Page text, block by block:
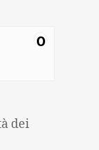
0
dei